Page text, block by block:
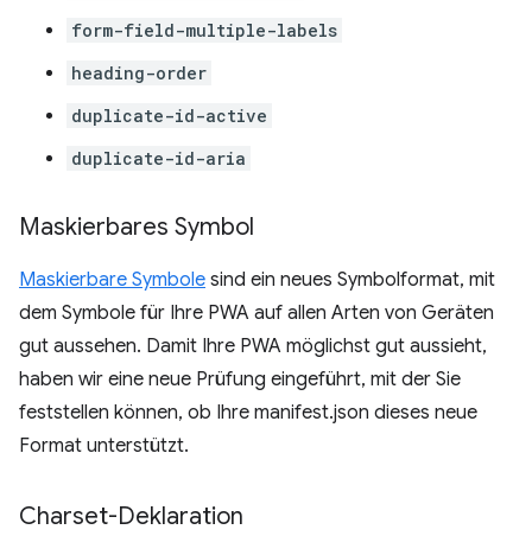
form-field-multiple-labels
heading-order
duplicate-id-active
duplicate-id-aria
Maskierbares Symbol
Maskierbare Symbole sind ein neues Symbolformat, mit
dem Symbole für Ihre PWA auf allen Arten von Geräten
gut aussehen. Damit Ihre PWA möglichst gut aussieht,
haben wir eine neue Prüfung eingeführt, mit der Sie
feststellen können, ob Ihre manifest.json dieses neue
Format unterstützt.
Charset-Deklaration